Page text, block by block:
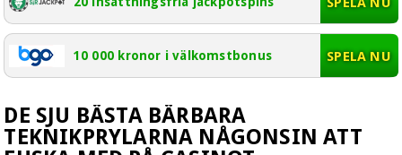
10 000 kronor i välkomstbonus SPELA NU
DE SJU BÄSTA BÄRBARA
TEKNIKPRYLARNA NÅGONSIN ATT